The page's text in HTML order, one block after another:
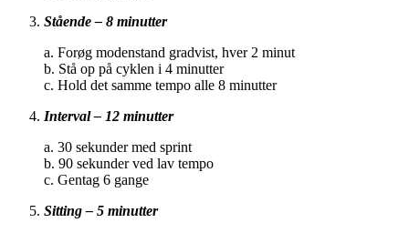
Stående – 8 minutter
a. Forøg modenstand gradvist, hver 2 minut
b. Stå op på cyklen i 4 minutter
c. Hold det samme tempo alle 8 minutter
Interval – 12 minutter
a. 30 sekunder med sprint
b. 90 sekunder ved lav tempo
c. Gentag 6 gange
Sitting – 5 minutter